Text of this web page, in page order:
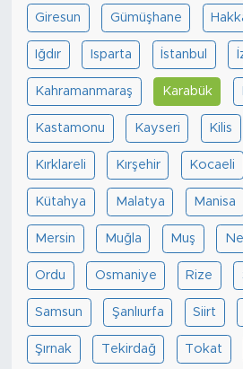
Giresun Gümüşhane
Iğdır Isparta İstanbul
Kahramanmaraş Karabük
Kastamonu Kayseri Kilis
Kırklareli Kırşehir Kocaeli
Kütahya Malatya Manisa
Mersin Muğla Muş
Ordu Osmaniye Rize
Samsun Şanlıurfa Siirt
Şırnak Tekirdağ Tokat